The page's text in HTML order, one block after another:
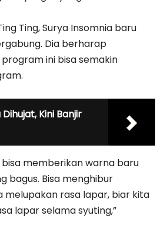
Ting, Surya Insomnia baru
Dia berharap
ini bisa semakin
Dihujat, Kini Banjir
memberikan warna baru
bagus. Bisa menghibur
melupakan rasa lapar, biar kita
lapar selama syuting,”